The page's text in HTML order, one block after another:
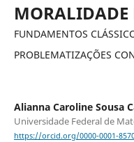
MORALIDADE
FUNDAMENTOS
PROBLEMATIZAÇÕES
Alianna Caroline Sousa
Universidade Federal de
https://orcid.org/0000-0001-